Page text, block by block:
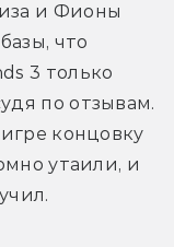
и Фионы
что
3 только
по отзывам.
концовку
утаили, и